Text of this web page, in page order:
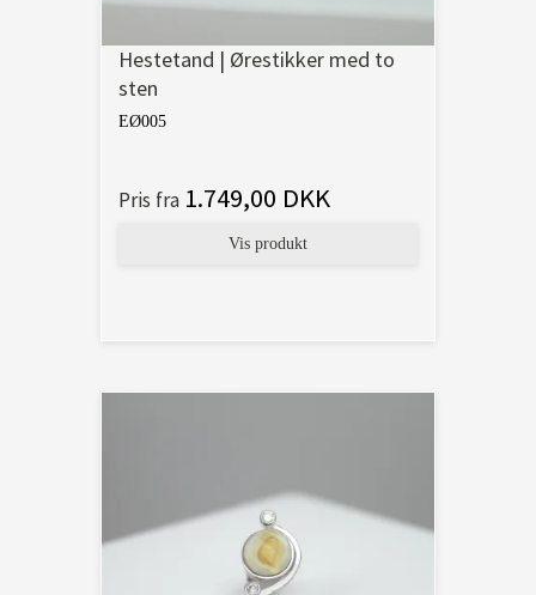
Hestetand | Ørestikker med to
sten
EØ005
Pris fra 1.749,00 DKK
Vis produkt